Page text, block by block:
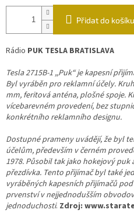
Přidat do košíku
Rádio PUK TESLA BRATISLAVA
Tesla 2715B-1 ,,Puk“ je kapesní
Byl vyráběn pro reklamní účely.
mm, feritová anténa, plošné spoje.
vícebarevném provedení, bez
konkrétního reklamního designu.
Dostupné prameny uvádějí, že byl
účelům, především v černém
1978. Působil tak jako hokejový
přezdívka. Tento přijímač byl také
vyráběných kapesních přijímačů
prvenství v nejjednodušším
jednoduchosti. Zdroj: